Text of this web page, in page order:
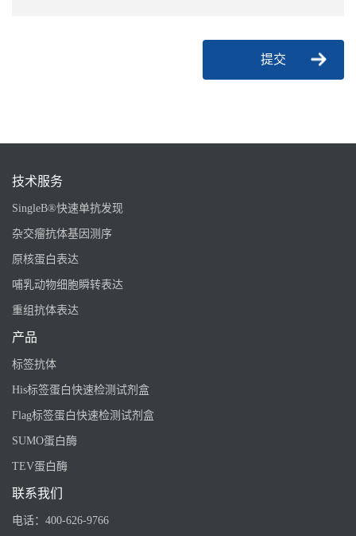
提交
技术服务
SingleB®快速单抗发现
杂交瘤抗体基因测序
原核蛋白表达
哺乳动物细胞瞬转表达
重组抗体表达
产品
标签抗体
His标签蛋白快速检测试剂盒
Flag标签蛋白快速检测试剂盒
SUMO蛋白酶
TEV蛋白酶
联系我们
电话： 400-626-9766